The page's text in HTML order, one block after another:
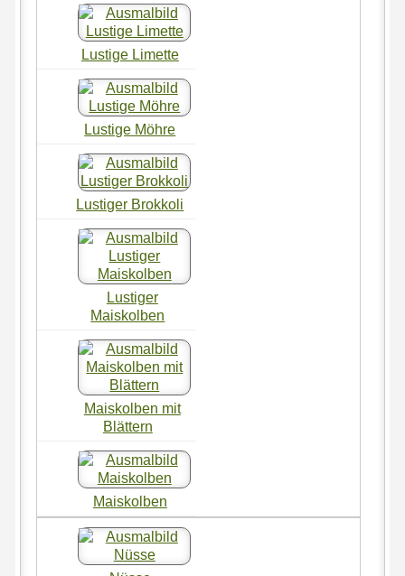
Lustige Limette
Lustige Möhre
Lustiger Brokkoli
Lustiger
Maiskolben
Maiskolben mit
Blättern
Maiskolben